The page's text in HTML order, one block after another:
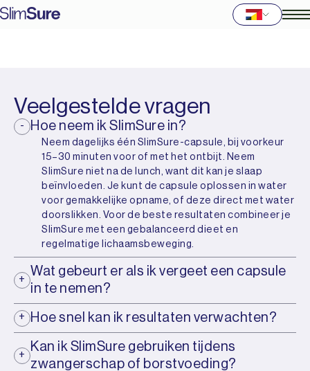
Veelgestelde vragen
Hoe neem ik SlimSure in?
Neem dagelijks één SlimSure-capsule, bij voorkeur
15–30 minuten voor of met het ontbijt. Neem
SlimSure niet na de lunch, want dit kan je slaap
beïnvloeden. Je kunt de capsule oplossen in water
voor gemakkelijke opname, of deze direct met water
doorslikken. Voor de beste resultaten combineer je
SlimSure met een gebalanceerd dieet en
regelmatige lichaamsbeweging.
Wat gebeurt er als ik vergeet een capsule
in te nemen?
Hoe snel kan ik resultaten verwachten?
Kan ik SlimSure gebruiken tijdens
zwangerschap of borstvoeding?